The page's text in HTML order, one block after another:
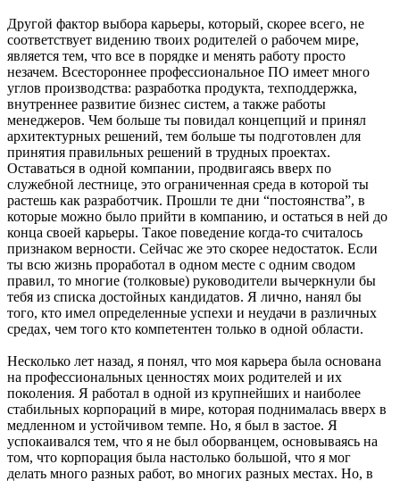
Другой фактор выбора карьеры, который, скорее всего, не
соответствует видению твоих родителей о рабочем мире,
является тем, что все в порядке и менять работу просто
незачем. Всестороннее профессиональное ПО имеет много
углов производства: разработка продукта, техподдержка,
внутреннее развитие бизнес систем, а также работы
менеджеров. Чем больше ты повидал концепций и принял
архитектурных решений, тем больше ты подготовлен для
принятия правильных решений в трудных проектах.
Оставаться в одной компании, продвигаясь вверх по
служебной лестнице, это ограниченная среда в которой ты
растешь как разработчик. Прошли те дни “постоянства”, в
которые можно было прийти в компанию, и остаться в ней до
конца своей карьеры. Такое поведение когда-то считалось
признаком верности. Сейчас же это скорее недостаток. Если
ты всю жизнь проработал в одном месте с одним сводом
правил, то многие (толковые) руководители вычеркнули бы
тебя из списка достойных кандидатов. Я лично, нанял бы
того, кто имел определенные успехи и неудачи в различных
средах, чем того кто компетентен только в одной области.
Несколько лет назад, я понял, что моя карьера была основана
на профессиональных ценностях моих родителей и их
поколения. Я работал в одной из крупнейших и наиболее
стабильных корпораций в мире, которая поднималась вверх в
медленном и устойчивом темпе. Но, я был в застое. Я
успокаивался тем, что я не был оборванцем, основываясь на
том, что корпорация была настолько большой, что я мог
делать много разных работ, во многих разных местах. Но, в